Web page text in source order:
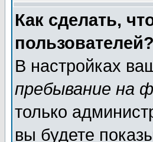
Как сделать,
пользователей?
В настройках
пребывание на
только
вы будете